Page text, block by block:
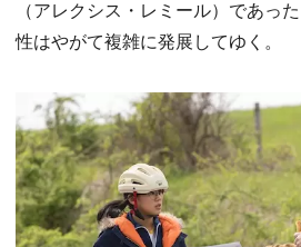
（アレクシス・レミール）であっ
性はやがて複雑に発展してゆく。